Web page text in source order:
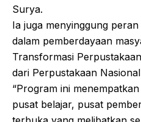
Surya.
Ia juga menyinggung
dalam pemberdayaan
Transformasi
dari Perpustakaan
“Program ini
pusat belajar, pusat